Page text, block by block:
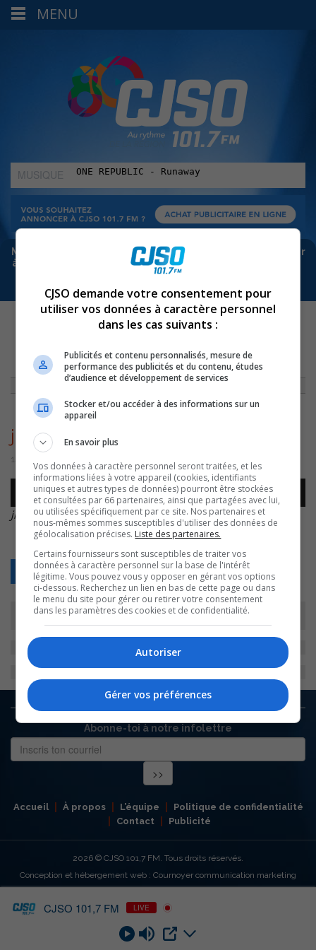
MUSIQUE
:
Meta bloque les infos sur Facebook. Pour ne rien manquer
à Sorel-Tracy et la région, abonne-toi à notre infolettre :
SOCIÉTÉ D’AMÉNAGEMENT DE LA BAIE LAVALLIÈRE»JICI-LAUZON-
COMPLET
jici-lauzon-complet
14 septembre 2016 | Par Journaliste CJSO
Lecteur
audio
00:00
jici-lauzon-complet.
Retour
Abonne-toi à notre infolettre
Accueil À propos L’équipe
Politique de confidentialité
Contact
Publicité
2026 © CJSO 101,7 FM. Tous droits réservés.
Conception et hébergement web : Cournoyer communication marketing
CJSO 101,7 FM LIVE
MENU
CJSO demande votre consentement pour
utiliser vos données à caractère personnel
dans les cas suivants :
Publicités et contenu personnalisés, mesure de
performance des publicités et du contenu, études
d’audience et développement de services
Stocker et/ou accéder à des informations sur un
appareil
En savoir plus
Vos données à caractère personnel seront traitées, et les
informations liées à votre appareil (cookies, identifiants
uniques et autres types de données) pourront être stockées
et consultées par 66 partenaires, ainsi que partagées avec lui,
ou utilisées spécifiquement par ce site. Nos partenaires et
nous-mêmes sommes susceptibles d'utiliser des données de
géolocalisation précises. Liste des partenaires.
Certains fournisseurs sont susceptibles de traiter vos
données à caractère personnel sur la base de l'intérêt
légitime. Vous pouvez vous y opposer en gérant vos options
ci-dessous. Recherchez un lien en bas de cette page ou dans
le menu du site pour gérer ou retirer votre consentement
dans les paramètres des cookies et de confidentialité.
Autoriser
Gérer vos préférences